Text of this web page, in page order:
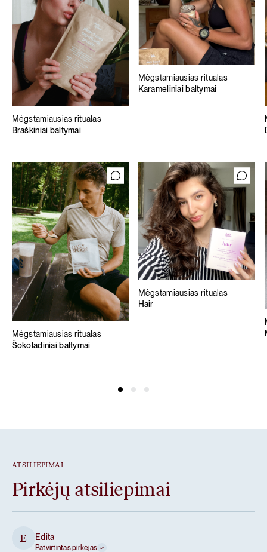
Mėgstamiausias ritualas
Braškiniai baltymai
Mėgstamiausias ritualas
Karameliniai baltymai
Mėgstamiausias ritualas
Šokoladiniai baltymai
Mėgstamiausias ritualas
Hair
ATSILIEPIMAI
Pirkėjų atsiliepimai
E Edita
Patvirtintas pirkėjas